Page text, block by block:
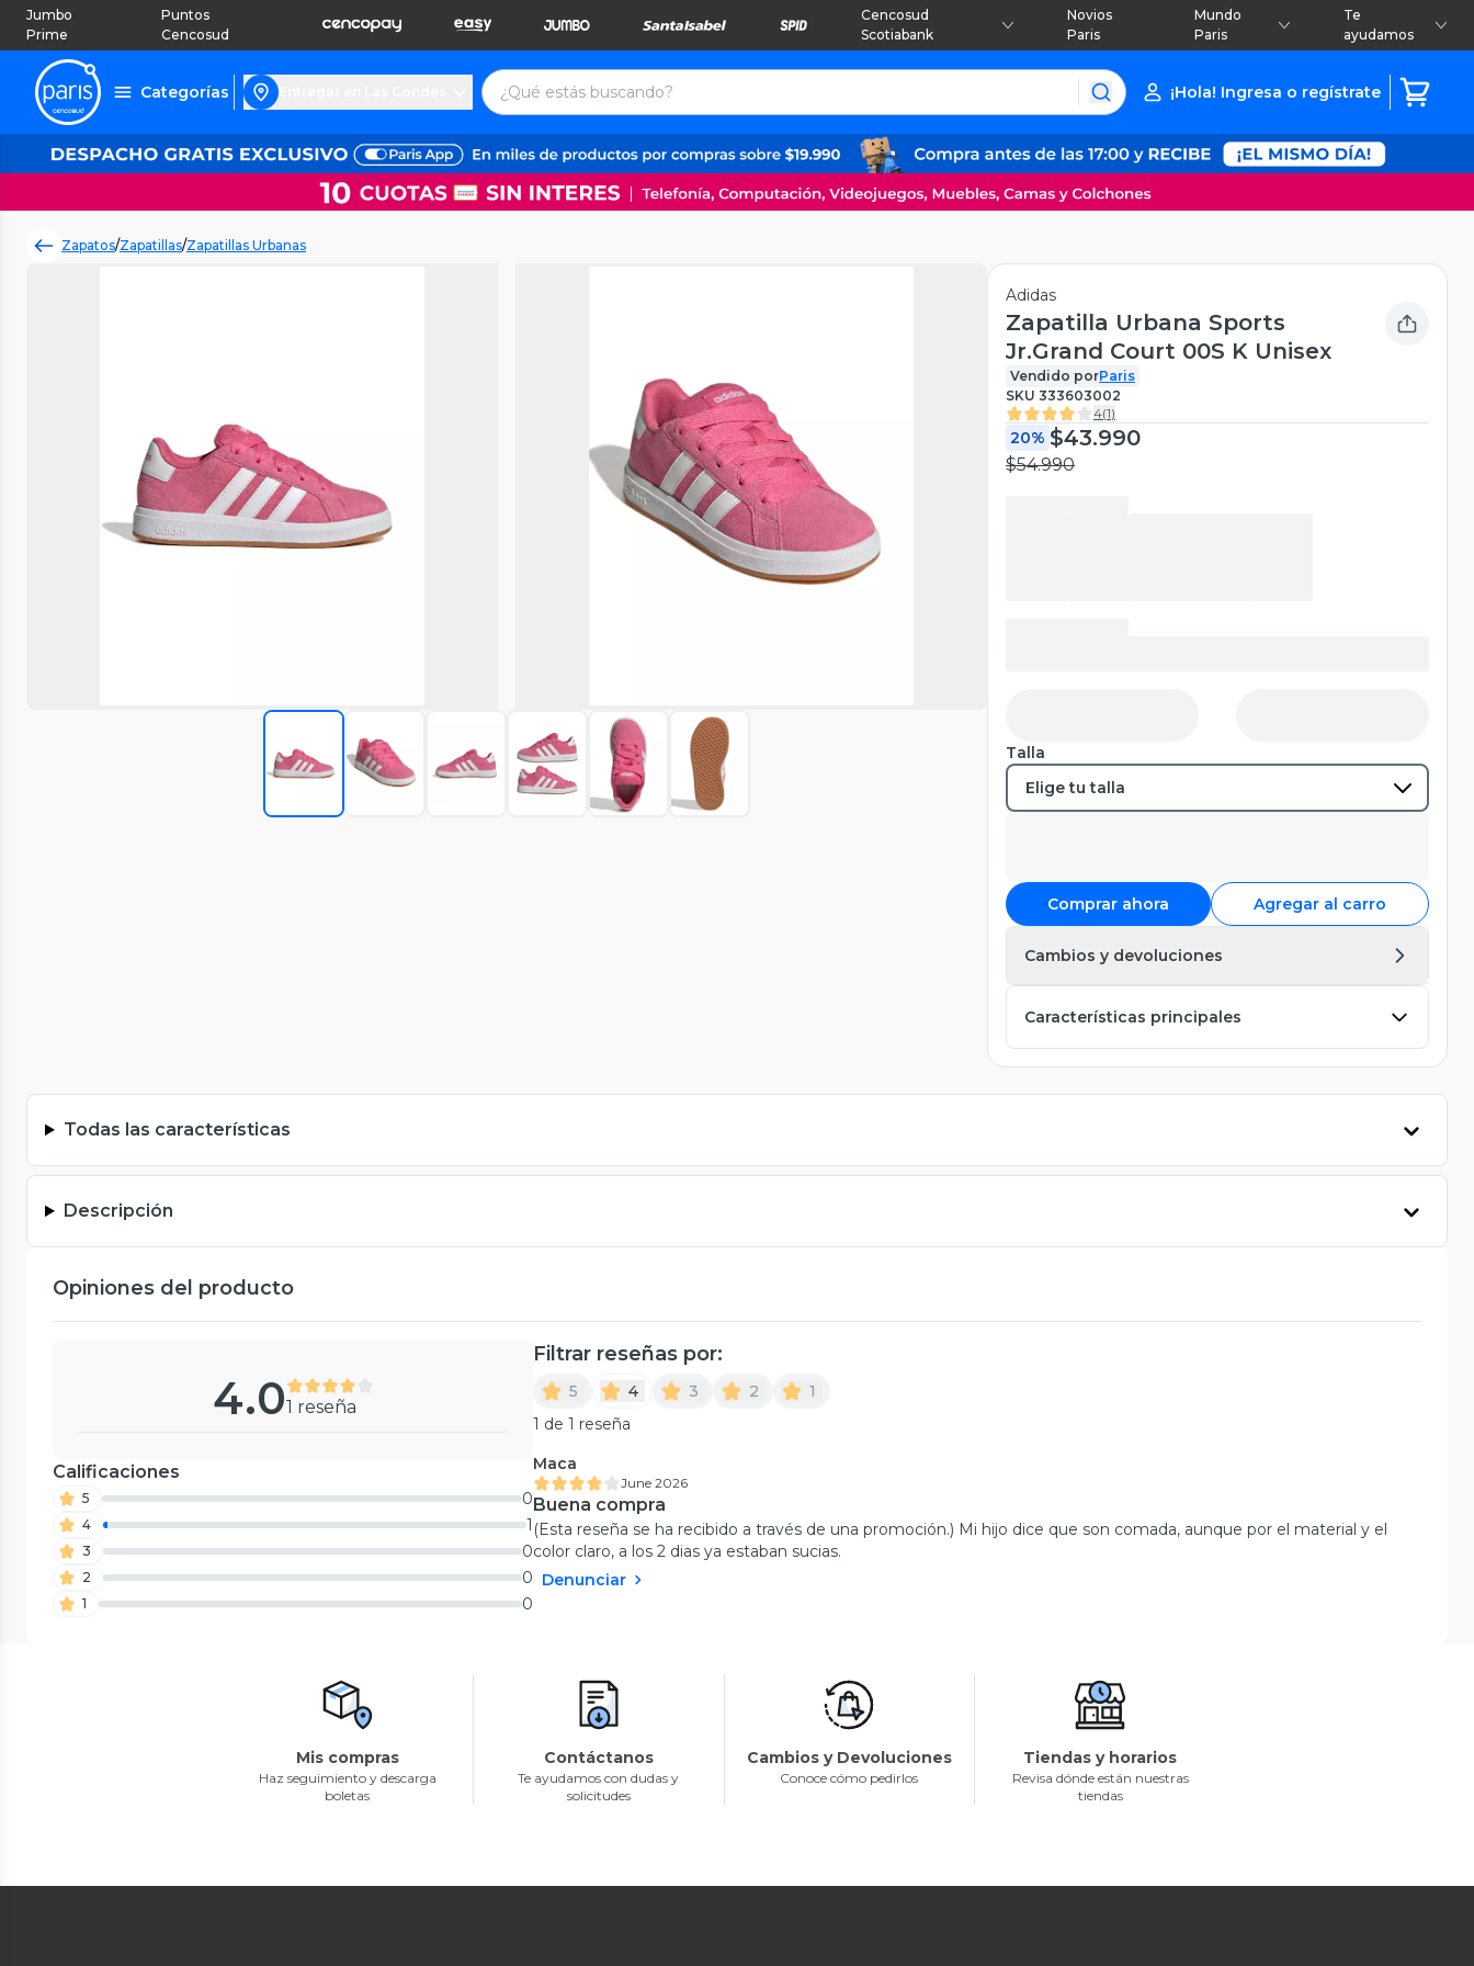
Jumbo
Prime
Puntos
Cencosud
Cencosud
Scotiabank
Novios
Paris
Mundo
Paris
Te
ayudamos
Categorías ¡Hola! Ingresa o regístrate
Zapatos/Zapatillas/Zapatillas Urbanas
Adidas
Zapatilla Urbana Sports
Jr.Grand Court 00S K Unisex
Vendido porParis
SKU 333603002
4(1)
20% $43.990
$54.990
Talla
Comprar ahora Agregar al carro
Cambios y devoluciones
Características principales
Todas las características
Descripción
Opiniones del producto
4.01 reseña
Calificaciones
5 0
4 1
3 0
2 0
1 0
Filtrar reseñas por:
5 4 3 2
1
1 de 1 reseña
Maca
June 2026
Buena compra
(Esta reseña se ha recibido a través de una promoción.) Mi hijo dice que son comada, aunque por el material y el
color claro, a los 2 dias ya estaban sucias.
Denunciar
Mis compras
Haz seguimiento y descarga
boletas
Contáctanos
Te ayudamos con dudas y
solicitudes
Cambios y Devoluciones
Conoce cómo pedirlos
Tiendas y horarios
Revisa dónde están nuestras
tiendas